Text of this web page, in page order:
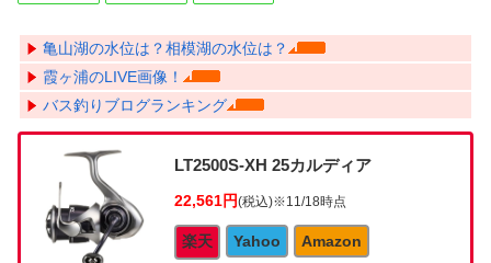
亀山湖の水位は？相模湖の水位は？
霞ヶ浦のLIVE画像！
バス釣りブログランキング
LT2500S-XH 25カルディア
22,561円(税込)※11/18時点
楽天 Yahoo Amazon